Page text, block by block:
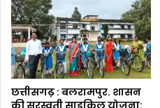
छत्तीसगढ़ : बलरामपुर. शासन